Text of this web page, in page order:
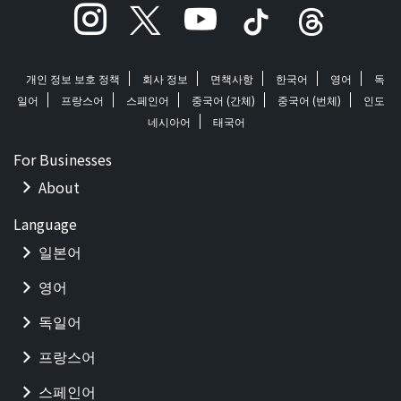
개인 정보 보호 정책 회사 정보 면책사항 한국어 영어
독
일어
프랑스어 스페인어 중국어 (간체) 중국어 (번체)
인도
네시아어
태국어
For Businesses
About
Language
일본어
영어
독일어
프랑스어
스페인어